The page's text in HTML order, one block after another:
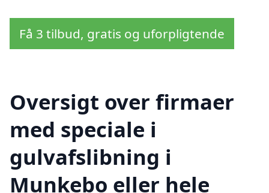
Få 3 tilbud, gratis og uforpligtende
Oversigt over firmaer
med speciale i
gulvafslibning i
Munkebo eller hele